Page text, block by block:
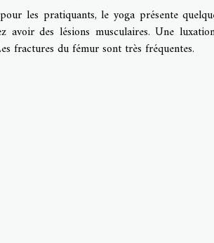
les pratiquants, le yoga présente
avoir des lésions musculaires. Une
fractures du fémur sont très fréquentes.